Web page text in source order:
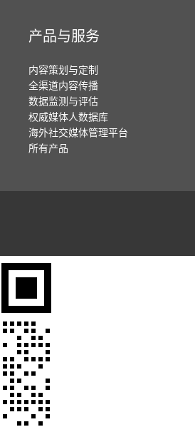
产品与服务
内容策划与定制
全渠道内容传播
数据监测与评估
权威媒体人数据库
海外社交媒体管理平台
所有产品